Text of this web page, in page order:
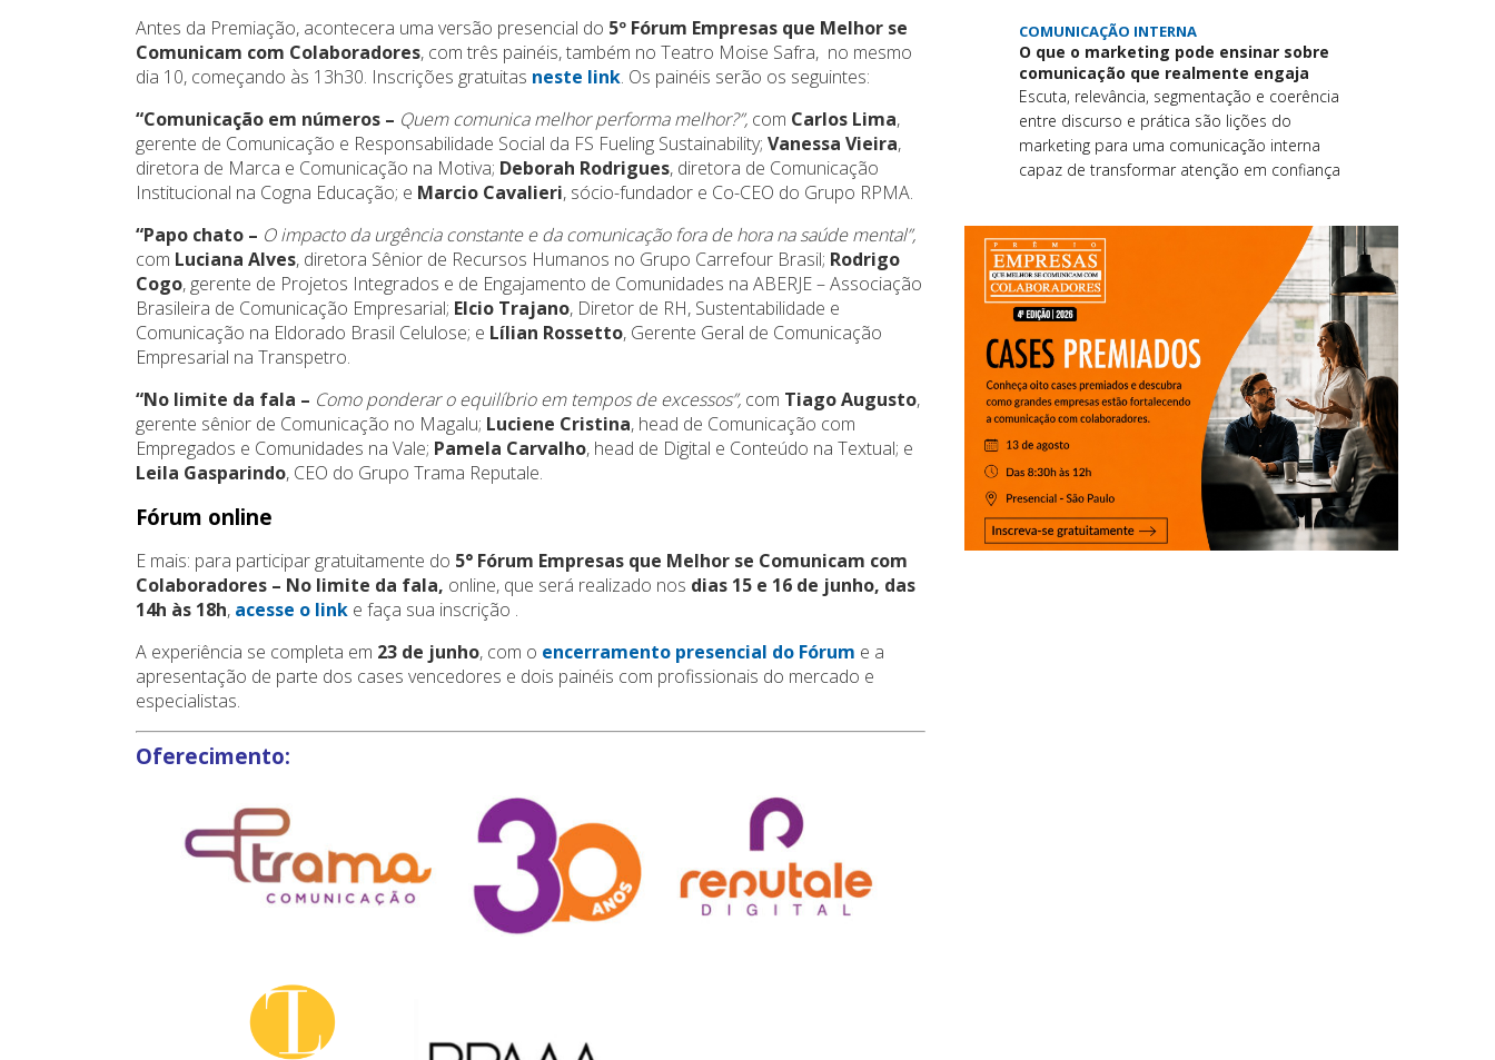
Antes da Premiação, acontecera uma versão presencial do 5º Fórum Empresas que Melhor se
Comunicam com Colaboradores, com três painéis, também no Teatro Moise Safra, no mesmo
dia 10, começando às 13h30. Inscrições gratuitas neste link. Os painéis serão os seguintes:
“Comunicação em números – Quem comunica melhor performa melhor?”, com Carlos Lima,
gerente de Comunicação e Responsabilidade Social da FS Fueling Sustainability;Vanessa Vieira,
diretora de Marca e Comunicação na Motiva; Deborah Rodrigues, diretora de Comunicação
Institucional na Cogna Educação; e Marcio Cavalieri, sócio-fundador e Co-CEO do Grupo RPMA.
“Papo chato – O impacto da urgência constante e da comunicação fora de hora na saúde mental”,
com Luciana Alves, diretora Sênior de Recursos Humanos no Grupo Carrefour Brasil; Rodrigo
Cogo, gerente de Projetos Integrados e de Engajamento de Comunidades na ABERJE – Associação
Brasileira de Comunicação Empresarial; Elcio Trajano, Diretor de RH, Sustentabilidade e
Comunicação na Eldorado Brasil Celulose; e Lílian Rossetto, Gerente Geral de Comunicação
Empresarial na Transpetro.
“No limite da fala – Como ponderar o equilíbrio em tempos de excessos”, com Tiago Augusto,
gerente sênior de Comunicação no Magalu; Luciene Cristina, head de Comunicação com
Empregados e Comunidades na Vale; Pamela Carvalho, head de Digital e Conteúdo na Textual; e
Leila Gasparindo, CEO do Grupo Trama Reputale.
Fórum online
E mais: para participar gratuitamente do 5° Fórum Empresas que Melhor se Comunicam com
Colaboradores – No limite da fala, online, que será realizado nos dias 15 e 16 de junho, das
14h às 18h, acesse o link e faça sua inscrição .
A experiência se completa em 23 de junho, com o encerramento presencial do Fórum e a
apresentação de parte dos cases vencedores e dois painéis com profissionais do mercado e
especialistas.
Oferecimento:
COMUNICAÇÃO INTERNA
O que o marketing pode ensinar sobre
comunicação que realmente engaja
Escuta, relevância, segmentação e coerência
entre discurso e prática são lições do
marketing para uma comunicação interna
capaz de transformar atenção em confiança